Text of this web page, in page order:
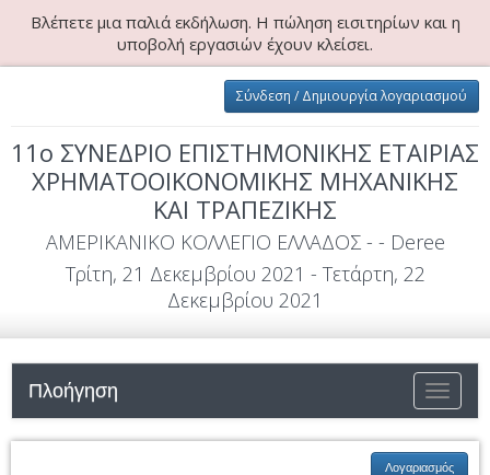
Βλέπετε μια παλιά εκδήλωση. Η πώληση εισιτηρίων και η
υποβολή εργασιών έχουν κλείσει.
Σύνδεση / Δημιουργία λογαριασμού
11o ΣΥΝΕΔΡΙΟ ΕΠΙΣΤΗΜΟΝΙΚΗΣ ΕΤΑΙΡΙΑΣ
ΧΡΗΜΑΤΟΟΙΚΟΝΟΜΙΚΗΣ ΜΗΧΑΝΙΚΗΣ
ΚΑΙ ΤΡΑΠΕΖΙΚΗΣ
ΑΜΕΡΙΚΑΝΙΚΟ ΚΟΛΛΕΓΙΟ ΕΛΛΑΔΟΣ - - Deree
Τρίτη, 21 Δεκεμβρίου 2021 - Τετάρτη, 22
Δεκεμβρίου 2021
Πλοήγηση
Λογαριασμός